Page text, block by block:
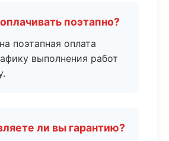
поэтапно?
поэтапная оплата
выполнения работ
ли вы гарантию?